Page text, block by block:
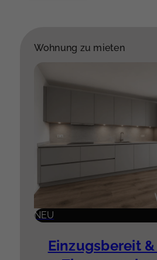
Wohnung zu mieten
NEU
Einzugsbereit